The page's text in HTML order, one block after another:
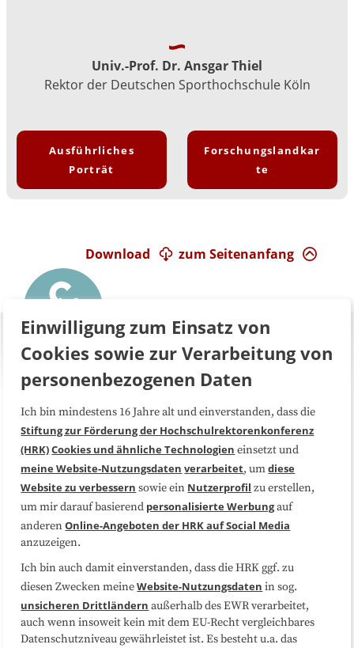
Univ.-Prof. Dr. Ansgar Thiel
Rektor der Deutschen Sporthochschule Köln
Ausführliches
Porträt
Forschungslandkar
te
zum Seitenanfang
Download
Über uns FAQ
Medienarbeit Kooperationen
Datenschutzerklärung Impressum
Sitemap
Folgen Sie uns
Einwilligung zum Einsatz von
Cookies sowie zur Verarbeitung von
personenbezogenen Daten
Ich bin mindestens 16 Jahre alt und einverstanden, dass die
Stiftung zur Förderung der Hochschulrektorenkonferenz
(HRK)Cookies und ähnliche Technologien einsetzt und
meine Website-Nutzungsdaten verarbeitet, umdiese
Website zu verbessern sowie ein Nutzerprofil zu erstellen,
um mir darauf basierend personalisierte Werbungauf
anderenOnline-Angeboten der HRK auf Social Media
anzuzeigen.
Ich bin auch damit einverstanden, dass die HRK ggf. zu
diesen Zwecken meineWebsite-Nutzungsdaten in sog.
unsicheren Drittländern außerhalb des EWR verarbeitet,
auch wenn insoweit kein mit dem EU-Recht vergleichbares
Datenschutzniveau gewährleistet ist. Es besteht u.a. das